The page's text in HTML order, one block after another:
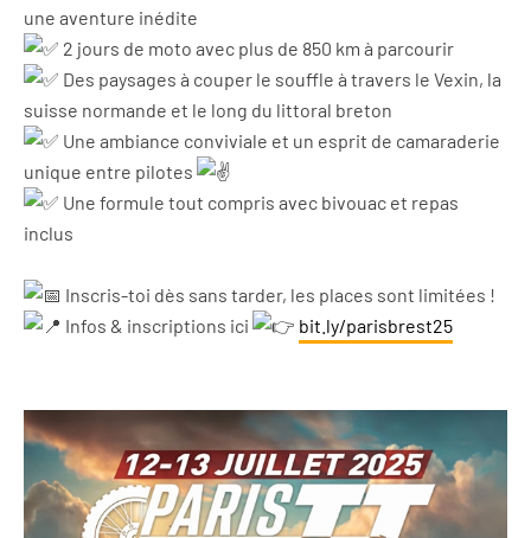
une aventure inédite
2 jours de moto avec plus de 850 km à parcourir
Des paysages à couper le souffle à travers le Vexin, la
suisse normande et le long du littoral breton
Une ambiance conviviale et un esprit de camaraderie
unique entre pilotes
Une formule tout compris avec bivouac et repas
inclus
Inscris-toi dès sans tarder, les places sont limitées !
Infos & inscriptions ici
bit.ly/parisbrest25